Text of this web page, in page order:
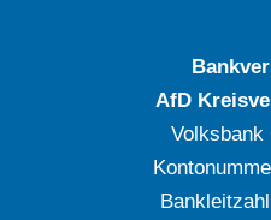
AfD
Volksbank